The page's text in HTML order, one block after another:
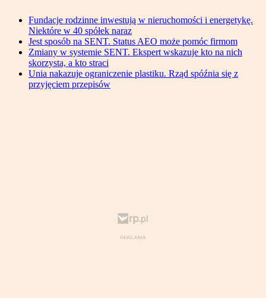
Fundacje rodzinne inwestują w nieruchomości i energetykę.
Niektóre w 40 spółek naraz
Jest sposób na SENT. Status AEO może pomóc firmom
Zmiany w systemie SENT. Ekspert wskazuje kto na nich
skorzysta, a kto straci
Unia nakazuje ograniczenie plastiku. Rząd spóźnia się z
przyjęciem przepisów